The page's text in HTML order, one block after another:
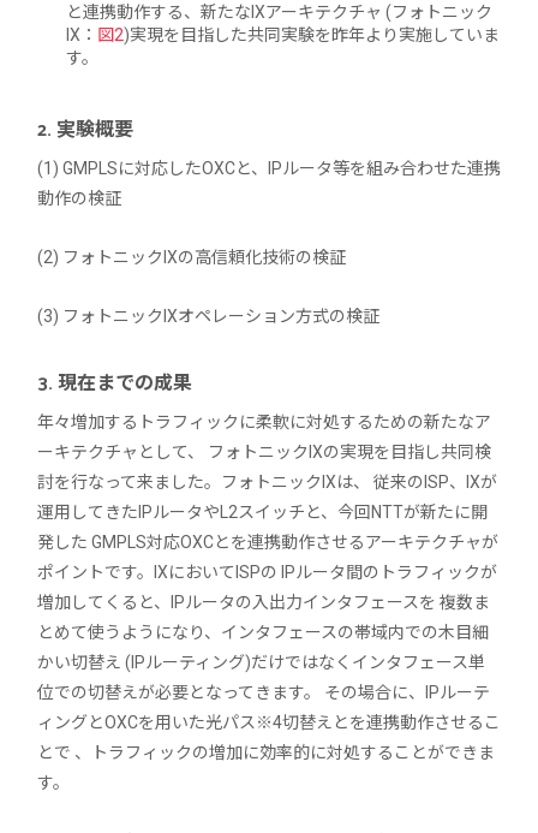
と連携動作する、新たなIXアーキテクチャ (フォトニック
IX： 図2)実現を目指した共同実験を昨年より実施していま
す。
2. 実験概要
(1) GMPLSに対応したOXCと、IPルータ等を組み合わせた連携
動作の検証
(2) フォトニックIXの高信頼化技術の検証
(3) フォトニックIXオペレーション方式の検証
3. 現在までの成果
年々増加するトラフィックに柔軟に対処するための新たなア
ーキテクチャとして、 フォトニックIXの実現を目指し共同検
討を行なって来ました。フォトニックIXは、 従来のISP、IXが
運用してきたIPルータやL2スイッチと、今回NTTが新たに開
発した GMPLS対応OXCとを連携動作させるアーキテクチャが
ポイントです。IXにおいてISPの IPルータ間のトラフィックが
増加してくると、IPルータの入出力インタフェースを 複数ま
とめて使うようになり、インタフェースの帯域内での木目細
かい切替え (IPルーティング)だけではなくインタフェース単
位での切替えが必要となってきます。 その場合に、IPルーテ
ィングとOXCを用いた光パス※4切替えとを連携動作させるこ
とで 、トラフィックの増加に効率的に対処することができま
す。